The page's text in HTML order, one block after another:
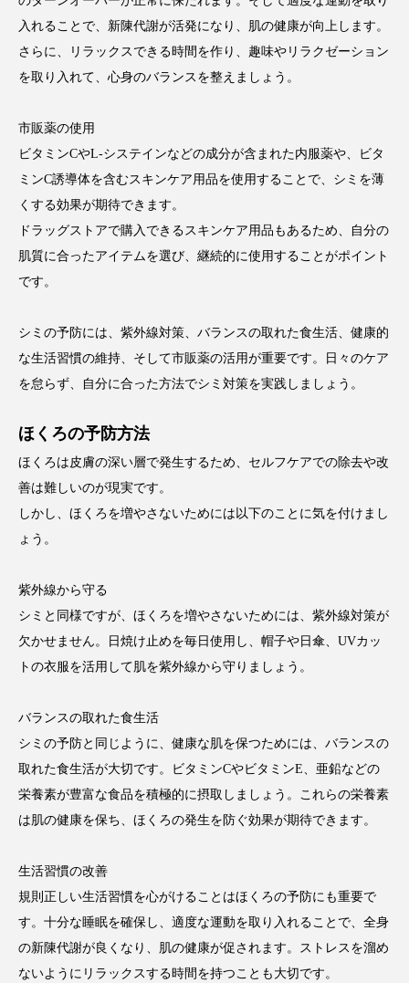
入れることで、新陳代謝が活発になり、肌の健康が向上します。
さらに、リラックスできる時間を作り、趣味やリラクゼーション
を取り入れて、心身のバランスを整えましょう。
市販薬の使用
ビタミンCやL-システインなどの成分が含まれた内服薬や、ビタ
ミンC誘導体を含むスキンケア用品を使用することで、シミを薄
くする効果が期待できます。
ドラッグストアで購入できるスキンケア用品もあるため、自分の
肌質に合ったアイテムを選び、継続的に使用することがポイント
です。
シミの予防には、紫外線対策、バランスの取れた食生活、健康的
な生活習慣の維持、そして市販薬の活用が重要です。日々のケア
を怠らず、自分に合った方法でシミ対策を実践しましょう。
ほくろの予防方法
ほくろは皮膚の深い層で発生するため、セルフケアでの除去や改
善は難しいのが現実です。
しかし、ほくろを増やさないためには以下のことに気を付けまし
ょう。
紫外線から守る
シミと同様ですが、ほくろを増やさないためには、紫外線対策が
欠かせません。日焼け止めを毎日使用し、帽子や日傘、UVカッ
トの衣服を活用して肌を紫外線から守りましょう。
バランスの取れた食生活
シミの予防と同じように、健康な肌を保つためには、バランスの
取れた食生活が大切です。ビタミンCやビタミンE、亜鉛などの
栄養素が豊富な食品を積極的に摂取しましょう。これらの栄養素
は肌の健康を保ち、ほくろの発生を防ぐ効果が期待できます。
生活習慣の改善
規則正しい生活習慣を心がけることはほくろの予防にも重要で
す。十分な睡眠を確保し、適度な運動を取り入れることで、全身
の新陳代謝が良くなり、肌の健康が促されます。ストレスを溜め
ないようにリラックスする時間を持つことも大切です。